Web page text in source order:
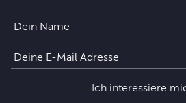
Ich interessiere